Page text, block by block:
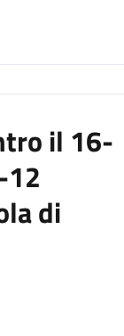
il 16-
di